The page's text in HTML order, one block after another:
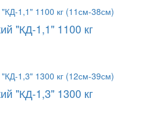
"КД-1,1" 1100 кг
"КД-1,3" 1300 кг